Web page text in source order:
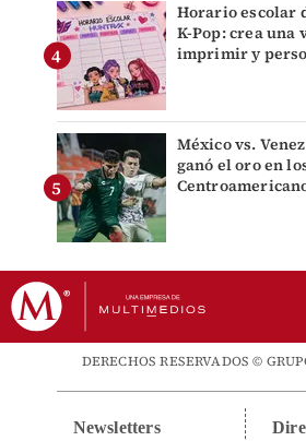
Horario escolar
K-Pop: crea una
imprimir y
México vs.
ganó el oro en
DERECHOS RESERVADOS ©
Newsletters